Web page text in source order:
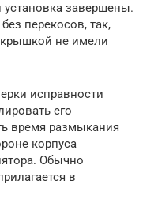
завершены.
перекосов, так,
не имели
исправности
его
время размыкания
корпуса
Обычно
в